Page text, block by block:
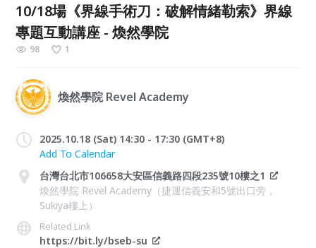
10/18場《界線手術刀：破解情緒勒索》界線
專題互動講座 - 煥然學院
98 1
煥然學院 Revel Academy
2025.10.18 (Sat) 14:30 - 17:30 (GMT+8)
Add To Calendar
台灣台北市106658大安區信義路四段235號10樓之1
煥然學院 Revel Academy（捷運信義安和5號出口旁，
Sukiya樓上）
Related Link
https://bit.ly/bseb-su